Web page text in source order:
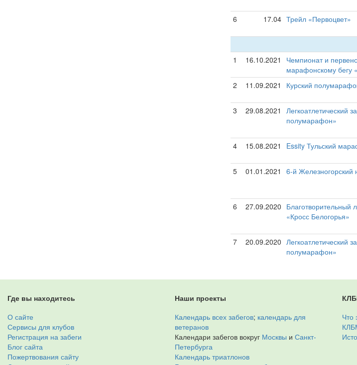
6 17.04 Трейл «Первоцвет»
1
16.10.2021
Чемпионат и
марафонскому бегу
2 11.09.2021 Курский
3 29.08.2021
Легкоатлетический
полумарафон»
4 15.08.2021 Essity Тульский
5 01.01.2021 6-й
6 27.09.2020 Благотворительный
«Кросс Белогорья»
7 20.09.2020 Легкоатлетический
полумарафон»
Где вы находитесь
О сайте
Сервисы для клубов
Регистрация на забеги
Блог сайта
Пожертвования сайту
Наши проекты
Календарь всех забегов; календарь для
ветеранов
Календари забегов вокруг Москвы и Санкт-
Петербурга
Календарь триатлонов
Что